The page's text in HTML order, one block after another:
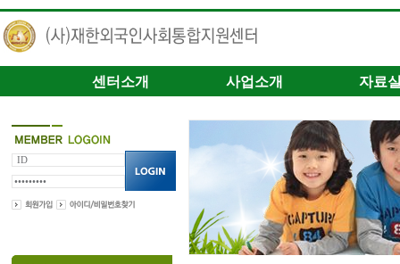
센터소개 사업소개 자료